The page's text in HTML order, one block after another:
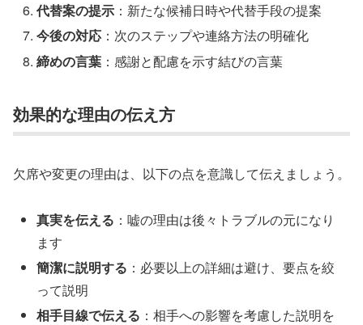
代替案の提示 ：新たな候補日時や代替手段の提案
今後の対応 ：次のステップや連絡方法の明確化
締めの言葉 ：感謝と配慮を示す結びの言葉
効果的な理由の伝え方
欠席や変更の理由は、以下の点を意識して伝えましょう。
真実を伝える ：嘘の理由は後々トラブルの元になり
ます
簡潔に説明する ：必要以上の詳細は避け、要点を絞
って説明
相手目線で伝える ：相手への影響を考慮した説明を